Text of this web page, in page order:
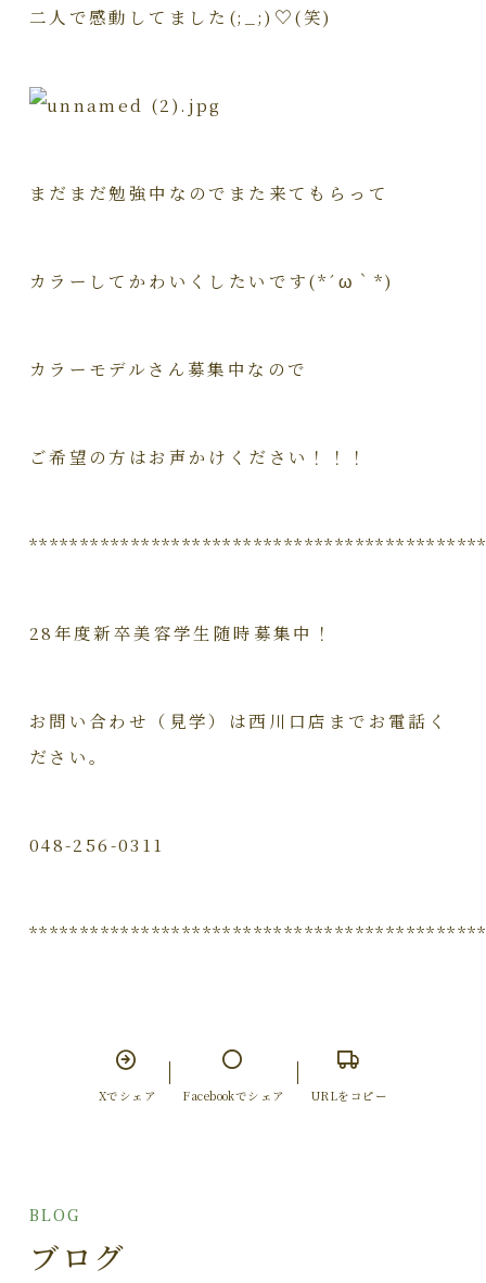
二人で感動してました(;_;)♡(笑)
まだまだ勉強中なのでまた来てもらって
カラーしてかわいくしたいです(*´ω｀*)
カラーモデルさん募集中なので
ご希望の方はお声かけください！！！
28年度新卒美容学生随時募集中！
お問い合わせ（見学）は西川口店までお電話く
ださい。
048-256-0311
Xでシェア Facebookでシェア URLをコピー
BLOG
ブログ